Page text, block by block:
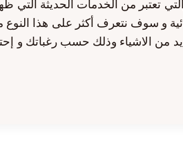
تعتبر من الخدمات الحديثة
و سوف نتعرف أكثر على هذا النوع
من الاشياء وذلك حسب رغباتك و